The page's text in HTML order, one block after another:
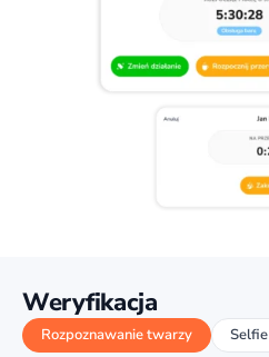
Weryfikacja
Rozpoznawanie twarzy Selfie